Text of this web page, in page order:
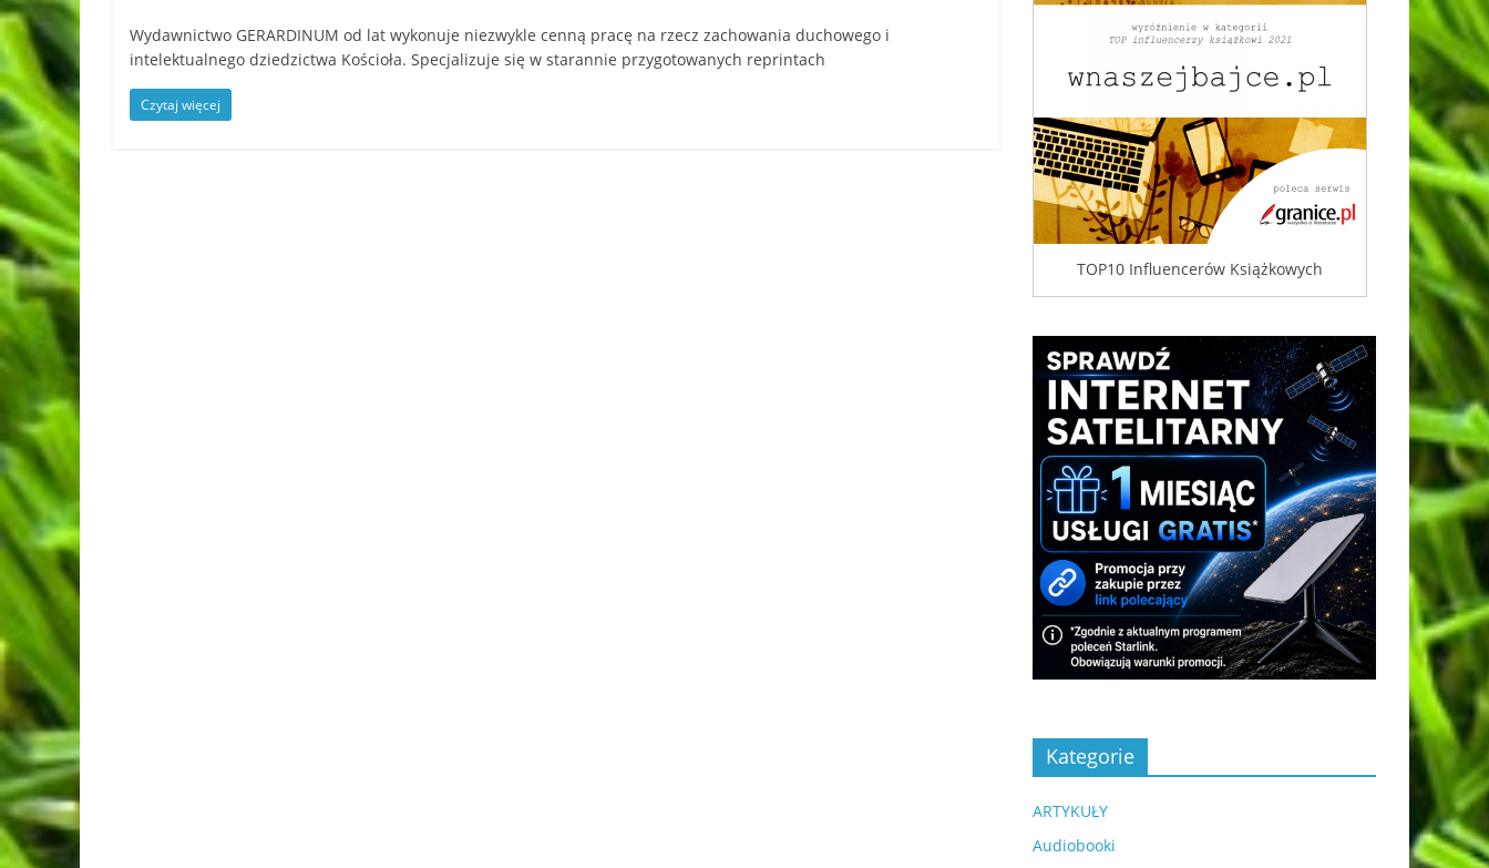
Wydawnictwo GERARDINUM od lat wykonuje niezwykle cenną pracę na rzecz zachowania duchowego i
intelektualnego dziedzictwa Kościoła. Specjalizuje się w starannie przygotowanych reprintach
Czytaj więcej
TOP10 Influencerów Książkowych
Kategorie
ARTYKUŁY
Audiobooki